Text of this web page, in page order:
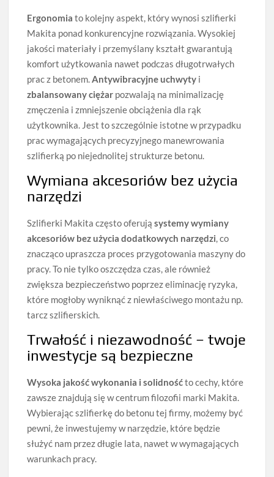
Ergonomia to kolejny aspekt, który wynosi szlifierki
Makita ponad konkurencyjne rozwiązania. Wysokiej
jakości materiały i przemyślany kształt gwarantują
komfort użytkowania nawet podczas długotrwałych
prac z betonem. Antywibracyjne uchwyty i
zbalansowany ciężar pozwalają na minimalizację
zmęczenia i zmniejszenie obciążenia dla rąk
użytkownika. Jest to szczególnie istotne w przypadku
prac wymagających precyzyjnego manewrowania
szlifierką po niejednolitej strukturze betonu.
Wymiana akcesoriów bez użycia
narzędzi
Szlifierki Makita często oferująsystemy wymiany
akcesoriów bez użycia dodatkowych narzędzi , co
znacząco upraszcza proces przygotowania maszyny do
pracy. To nie tylko oszczędza czas, ale również
zwiększa bezpieczeństwo poprzez eliminację ryzyka,
które mogłoby wyniknąć z niewłaściwego montażu np.
tarcz szlifierskich.
Trwałość i niezawodność – twoje
inwestycje są bezpieczne
Wysoka jakość wykonania i solidnośćto cechy, które
zawsze znajdują się w centrum filozofii marki Makita.
Wybierając szlifierkę do betonu tej firmy, możemy być
pewni, że inwestujemy w narzędzie, które będzie
służyć nam przez długie lata, nawet w wymagających
warunkach pracy.